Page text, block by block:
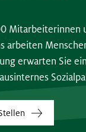
arbeiten
erwarten Sie